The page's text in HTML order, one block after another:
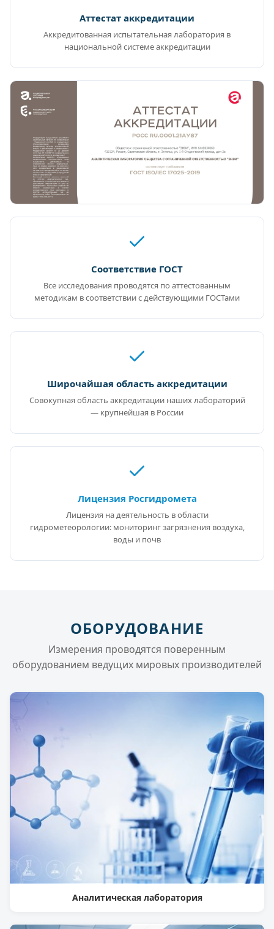
Аттестат аккредитации
Аккредитованная испытательная лаборатория в
национальной системе аккредитации
Соответствие ГОСТ
Все исследования проводятся по аттестованным
методикам в соответствии с действующими ГОСТами
Широчайшая область аккредитации
Совокупная область аккредитации наших лабораторий
— крупнейшая в России
Лицензия Росгидромета
Лицензия на деятельность в области
гидрометеорологии: мониторинг загрязнения воздуха,
воды и почв
ОБОРУДОВАНИЕ
Измерения проводятся поверенным
оборудованием ведущих мировых производителей
Аналитическая лаборатория